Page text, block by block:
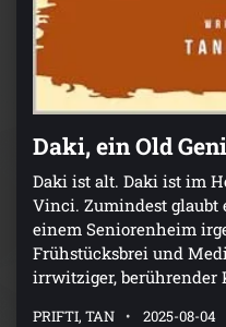
Daki, ein Old
Daki ist alt. Daki ist im
Vinci. Zumindest glaubt
einem Seniorenheim
Frühstücksbrei und
irrwitziger, berührender
PRIFTI, TAN 2025-08-04